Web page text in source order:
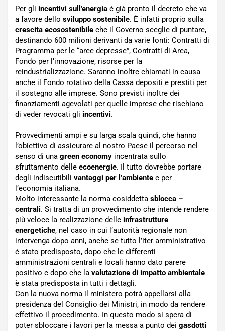
Per gli incentivi sull’energia è già pronto il decreto che va
a favore dello sviluppo sostenibile. È infatti proprio sulla
crescita ecosostenibile che il Governo sceglie di puntare,
destinando 600 milioni derivanti da varie fonti: Contratti di
Programma per le “aree depresse”, Contratti di Area,
Fondo per l’innovazione, risorse per la
reindustrializzazione. Saranno inoltre chiamati in causa
anche il Fondo rotativo della Cassa depositi e prestiti per
il sostegno alle imprese. Sono previsti inoltre dei
finanziamenti agevolati per quelle imprese che rischiano
di veder revocati gli incentivi.
Provvedimenti ampi e su larga scala quindi, che hanno
l’obiettivo di assicurare al nostro Paese il percorso nel
senso di una green economy incentrata sullo
sfruttamento delle ecoenergie. Il tutto dovrebbe portare
degli indiscutibili vantaggi per l’ambiente e per
l’economia italiana.
Molto interessante la norma cosiddetta sblocca –
centrali. Si tratta di un provvedimento che intende rendere
più veloce la realizzazione delle infrastrutture
energetiche, nel caso in cui l’autorità regionale non
intervenga dopo anni, anche se tutto l’iter amministrativo
è stato predisposto, dopo che le differenti
amministrazioni centrali e locali hanno dato parere
positivo e dopo che la valutazione di impatto ambientale
è stata predisposta in tutti i dettagli.
Con la nuova norma il ministero potrà appellarsi alla
presidenza del Consiglio dei Ministri, in modo da rendere
effettivo il procedimento. In questo modo si spera di
poter sbloccare i lavori per la messa a punto dei gasdotti